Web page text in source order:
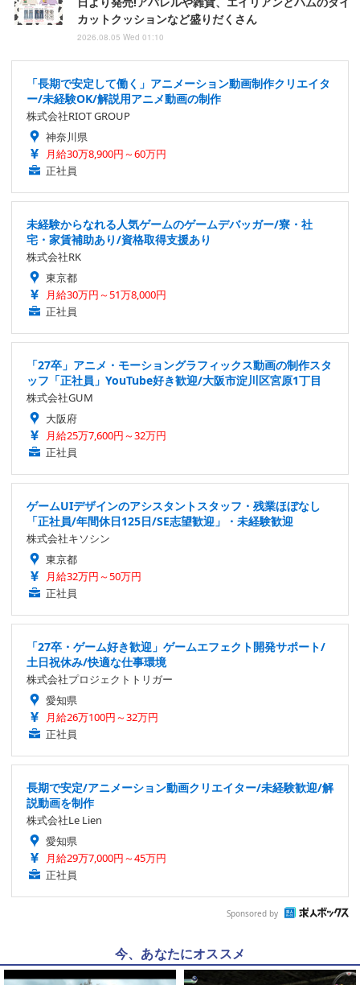
カットクッションなど盛りだくさん
2026.08.05 Wed 01:10
「長期で安定して働く」アニメーション動画制作クリエイタ
ー/未経験OK/解説用アニメ動画の制作
株式会社RIOT GROUP
神奈川県
月給30万8,900円～60万円
正社員
未経験からなれる人気ゲームのゲームデバッガー/寮・社
宅・家賃補助あり/資格取得支援あり
株式会社RK
東京都
月給30万円～51万8,000円
正社員
「27卒」アニメ・モーショングラフィックス動画の制作スタ
ッフ「正社員」YouTube好き歓迎/大阪市淀川区宮原1丁目
株式会社GUM
大阪府
月給25万7,600円～32万円
正社員
ゲームUIデザインのアシスタントスタッフ・残業ほぼなし
「正社員/年間休日125日/SE志望歓迎」・未経験歓迎
株式会社キソシン
東京都
月給32万円～50万円
正社員
「27卒・ゲーム好き歓迎」ゲームエフェクト開発サポート/
土日祝休み/快適な仕事環境
株式会社プロジェクトトリガー
愛知県
月給26万100円～32万円
正社員
長期で安定/アニメーション動画クリエイター/未経験歓迎/解
説動画を制作
株式会社Le Lien
愛知県
月給29万7,000円～45万円
正社員
Sponsored by
今、あなたにオススメ